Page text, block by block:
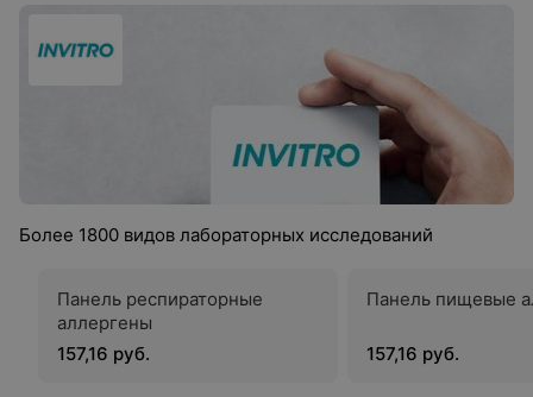
Более 1800 видов лабораторных исследований
Панель респираторные
аллергены
157,16 руб.
Панель пищевые
157,16 руб.